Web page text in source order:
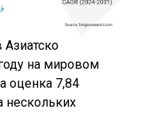
на мировом
оценка 7,84